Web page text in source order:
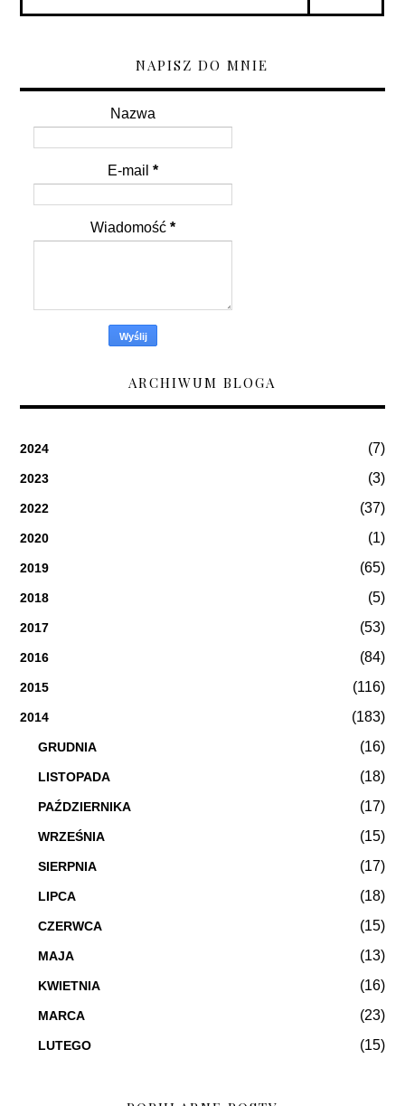
NAPISZ DO MNIE
Nazwa
E-mail*
Wiadomość*
ARCHIWUM BLOGA
2024 (7)
2023 (3)
2022 (37)
2020 (1)
2019 (65)
2018 (5)
2017 (53)
2016 (84)
2015 (116)
2014 (183)
GRUDNIA (16)
LISTOPADA (18)
PAŹDZIERNIKA (17)
WRZEŚNIA (15)
SIERPNIA (17)
LIPCA (18)
CZERWCA (15)
MAJA (13)
KWIETNIA (16)
MARCA (23)
LUTEGO (15)